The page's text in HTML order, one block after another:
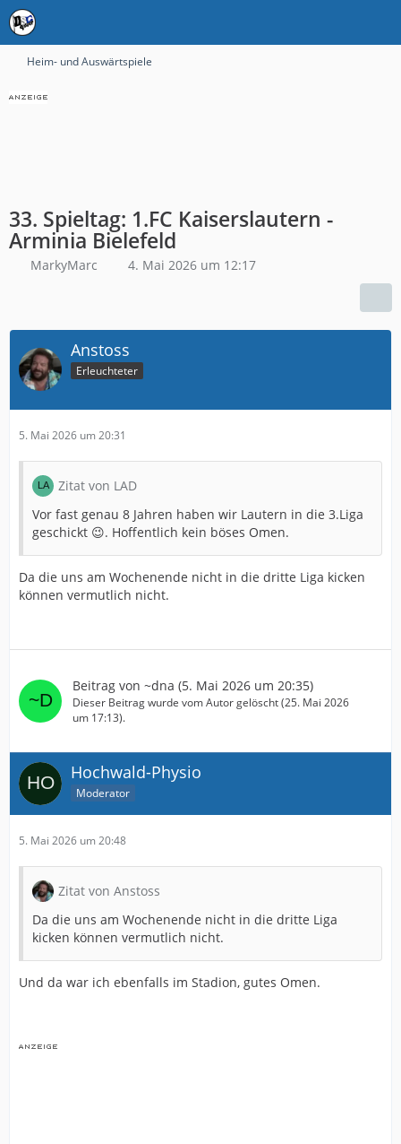
Heim- und Auswärtspiele
33. Spieltag: 1.FC Kaiserslautern -
Arminia Bielefeld
MarkyMarc 4. Mai 2026 um 12:17
Anstoss
Erleuchteter
5. Mai 2026 um 20:31
Zitat von LAD
Vor fast genau 8 Jahren haben wir Lautern in die 3.Liga
geschickt 😉. Hoffentlich kein böses Omen.
Da die uns am Wochenende nicht in die dritte Liga kicken
können vermutlich nicht.
Beitrag von ~dna (5. Mai 2026 um 20:35)
Dieser Beitrag wurde vom Autor gelöscht (25. Mai 2026
um 17:13).
Hochwald-Physio
Moderator
5. Mai 2026 um 20:48
Zitat von Anstoss
Da die uns am Wochenende nicht in die dritte Liga
kicken können vermutlich nicht.
Und da war ich ebenfalls im Stadion, gutes Omen.